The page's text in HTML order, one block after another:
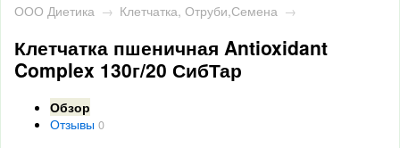
ООО Диетика → Клетчатка, Отруби,Семена →
Клетчатка пшеничная Antioxidant
Complex 130г/20 СибТар
Обзор
Отзывы 0